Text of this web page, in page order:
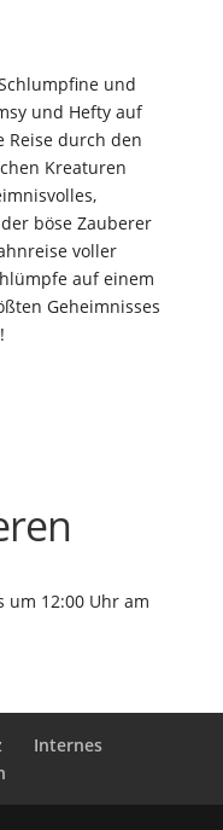
und
und Hefty auf
Reise durch den
Kreaturen
böse Zauberer
voller
auf einem
Geheimnisses
12:00 Uhr am
Internes